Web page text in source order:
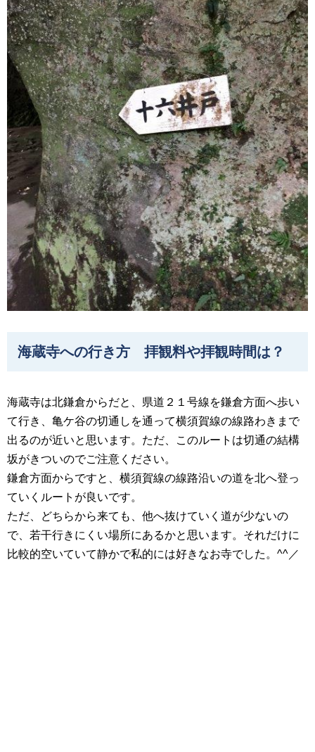
海蔵寺への行き方 拝観料や拝観時間は？
海蔵寺は北鎌倉からだと、県道２１号線を鎌倉方面へ歩い
て行き、亀ケ谷の切通しを通って横須賀線の線路わきまで
出るのが近いと思います。ただ、このルートは切通の結構
坂がきついのでご注意ください。
鎌倉方面からですと、横須賀線の線路沿いの道を北へ登っ
ていくルートが良いです。
ただ、どちらから来ても、他へ抜けていく道が少ないの
で、若干行きにくい場所にあるかと思います。それだけに
比較的空いていて静かで私的には好きなお寺でした。^^／